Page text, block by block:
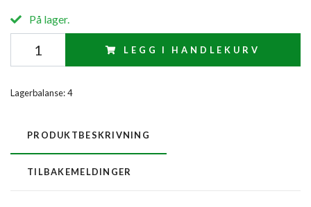
På lager.
LEGG I HANDLEKURV
Lagerbalanse:4
PRODUKTBESKRIVNING
TILBAKEMELDINGER